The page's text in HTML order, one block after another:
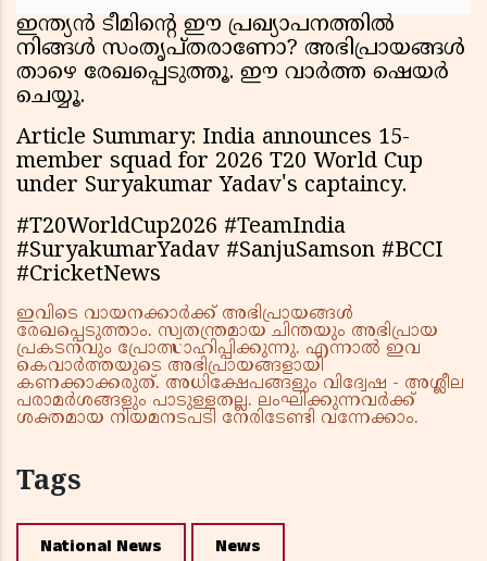
ഇന്ത്യൻ ടീമിൻ്റെ ഈ പ്രഖ്യാപനത്തിൽ
നിങ്ങൾ സംതൃപ്തരാണോ? അഭിപ്രായങ്ങൾ
താഴെ രേഖപ്പെടുത്തൂ. ഈ വാർത്ത ഷെയർ
ചെയ്യൂ.
Article Summary: India announces 15-
member squad for 2026 T20 World Cup
under Suryakumar Yadav's captaincy.
#T20WorldCup2026 #TeamIndia
#SuryakumarYadav #SanjuSamson #BCCI
#CricketNews
ഇവിടെ വായനക്കാർക്ക് അഭിപ്രായങ്ങൾ
രേഖപ്പെടുത്താം. സ്വതന്ത്രമായ ചിന്തയും അഭിപ്രായ
പ്രകടനവും പ്രോത്സാഹിപ്പിക്കുന്നു. എന്നാൽ ഇവ
കെവാർത്തയുടെ അഭിപ്രായങ്ങളായി
കണക്കാക്കരുത്. അധിക്ഷേപങ്ങളും വിദ്വേഷ - അശ്ലീല
പരാമർശങ്ങളും പാടുള്ളതല്ല. ലംഘിക്കുന്നവർക്ക്
ശക്തമായ നിയമനടപടി നേരിടേണ്ടി വന്നേക്കാം.
Tags
National News News